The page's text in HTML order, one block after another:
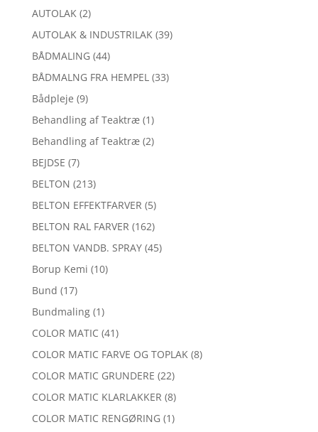
AUTOLAK (2)
AUTOLAK & INDUSTRILAK (39)
BÅDMALING (44)
BÅDMALNG FRA HEMPEL (33)
Bådpleje (9)
Behandling af Teaktræ (1)
Behandling af Teaktræ (2)
BEJDSE (7)
BELTON (213)
BELTON EFFEKTFARVER (5)
BELTON RAL FARVER (162)
BELTON VANDB. SPRAY (45)
Borup Kemi (10)
Bund (17)
Bundmaling (1)
COLOR MATIC (41)
COLOR MATIC FARVE OG TOPLAK (8)
COLOR MATIC GRUNDERE (22)
COLOR MATIC KLARLAKKER (8)
COLOR MATIC RENGØRING (1)